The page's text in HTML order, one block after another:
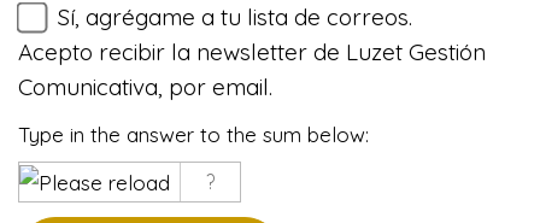
Sí, agrégame a tu lista de correos.
Acepto recibir la newsletter de Luzet Gestión
Comunicativa, por email.
Type in the answer to the sum below: